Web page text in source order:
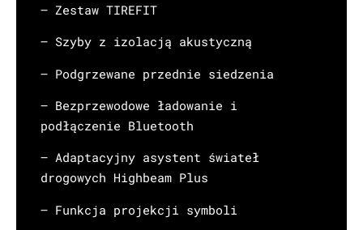
– Zestaw TIREFIT
– Szyby z izolacją akustyczną
– Podgrzewane przednie siedzenia
– Bezprzewodowe ładowanie i
podłączenie Bluetooth
– Adaptacyjny asystent świateł
drogowych Highbeam Plus
– Funkcja projekcji symboli